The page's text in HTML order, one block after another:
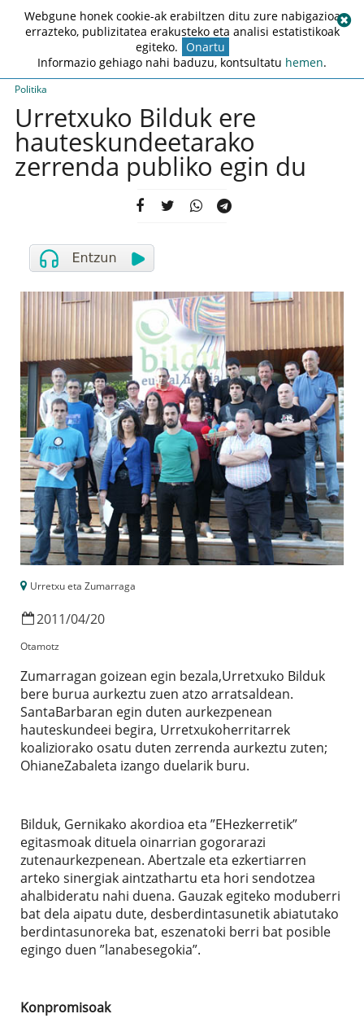
Politika
Urretxuko Bilduk ere
hauteskundeetarako
zerrenda publiko egin du
Urretxu eta Zumarraga
2011/04/20
Otamotz
Zumarragan goizean egin bezala,Urretxuko Bilduk
bere burua aurkeztu zuen atzo arratsaldean.
SantaBarbaran egin duten aurkezpenean
hauteskundeei begira, Urretxukoherritarrek
koaliziorako osatu duten zerrenda aurkeztu zuten;
OhianeZabaleta izango duelarik buru.
Bilduk, Gernikako akordioa eta ”EHezkerretik”
egitasmoak dituela oinarrian gogorarazi
zutenaurkezpenean. Abertzale eta ezkertiarren
arteko sinergiak aintzathartu eta hori sendotzea
ahalbideratu nahi duena. Gauzak egiteko moduberri
bat dela aipatu dute, desberdintasunetik abiatutako
berdintasunoreka bat, eszenatoki berri bat posible
egingo duen ”lanabesegokia”.
Konpromisoak
Webgune honek cookie-ak erabiltzen ditu zure nabigazioa
errazteko, publizitatea erakusteko eta analisi estatistikoak
egiteko. Onartu
Informazio gehiago nahi baduzu, kontsultatu hemen.